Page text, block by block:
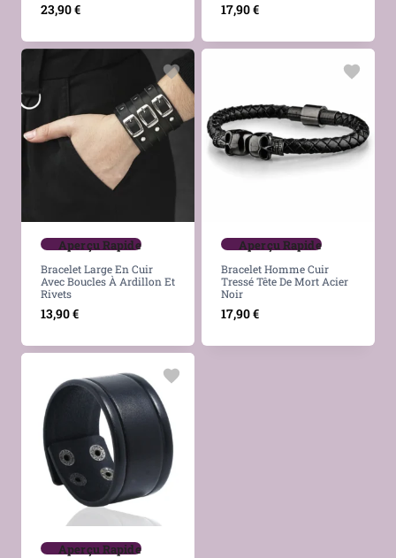
23,90€ 17,90€
Aperçu Rapide
Bracelet Large En Cuir
Avec Boucles À Ardillon Et
Rivets
13,90€
Aperçu Rapide
Bracelet Homme Cuir
Tressé Tête De Mort Acier
Noir
17,90€
Aperçu Rapide